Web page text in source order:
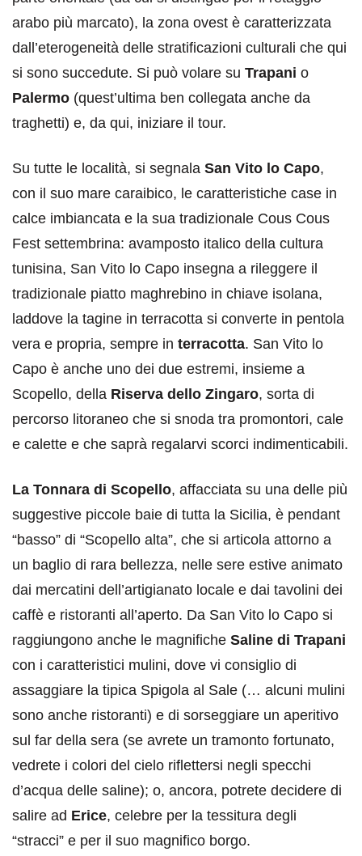
arabo più marcato), la zona ovest è caratterizzata
dall’eterogeneità delle stratificazioni culturali che qui
si sono succedute. Si può volare su Trapani o
Palermo (quest’ultima ben collegata anche da
traghetti) e, da qui, iniziare il tour.
Su tutte le località, si segnala San Vito lo Capo,
con il suo mare caraibico, le caratteristiche case in
calce imbiancata e la sua tradizionale Cous Cous
Fest settembrina: avamposto italico della cultura
tunisina, San Vito lo Capo insegna a rileggere il
tradizionale piatto maghrebino in chiave isolana,
laddove la tagine in terracotta si converte in pentola
vera e propria, sempre in terracotta. San Vito lo
Capo è anche uno dei due estremi, insieme a
Scopello, della Riserva dello Zingaro, sorta di
percorso litoraneo che si snoda tra promontori, cale
e calette e che saprà regalarvi scorci indimenticabili.
La Tonnara di Scopello, affacciata su una delle più
suggestive piccole baie di tutta la Sicilia, è pendant
“basso” di “Scopello alta”, che si articola attorno a
un baglio di rara bellezza, nelle sere estive animato
dai mercatini dell’artigianato locale e dai tavolini dei
caffè e ristoranti all’aperto. Da San Vito lo Capo si
raggiungono anche le magnifiche Saline di Trapani
con i caratteristici mulini, dove vi consiglio di
assaggiare la tipica Spigola al Sale (… alcuni mulini
sono anche ristoranti) e di sorseggiare un aperitivo
sul far della sera (se avrete un tramonto fortunato,
vedrete i colori del cielo riflettersi negli specchi
d’acqua delle saline); o, ancora, potrete decidere di
salire ad Erice, celebre per la tessitura degli
“stracci” e per il suo magnifico borgo.